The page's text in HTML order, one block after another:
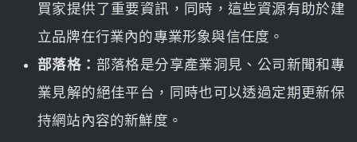
買家提供了重要資訊，同時，這些資源有助於建
立品牌在行業內的專業形象與信任度。
部落格： 部落格是分享產業洞見、公司新聞和專
業見解的絕佳平台，同時也可以透過定期更新保
持網站內容的新鮮度。